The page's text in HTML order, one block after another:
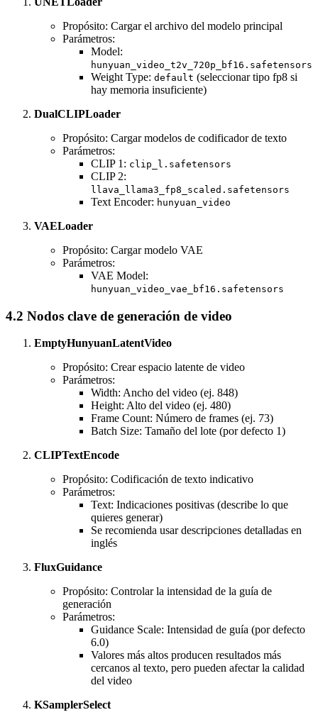
Propósito: Cargar el archivo del modelo principal
Parámetros:
Model:
hunyuan_video_t2v_720p_bf16.safetensors
Weight Type: default (seleccionar tipo fp8 si
hay memoria insuficiente)
DualCLIPLoader
Propósito: Cargar modelos de codificador de texto
Parámetros:
CLIP 1: clip_l.safetensors
CLIP 2:
llava_llama3_fp8_scaled.safetensors
Text Encoder: hunyuan_video
VAELoader
Propósito: Cargar modelo VAE
Parámetros:
VAE Model:
hunyuan_video_vae_bf16.safetensors
4.2 Nodos clave de generación de video
EmptyHunyuanLatentVideo
Propósito: Crear espacio latente de video
Parámetros:
Width: Ancho del video (ej. 848)
Height: Alto del video (ej. 480)
Frame Count: Número de frames (ej. 73)
Batch Size: Tamaño del lote (por defecto 1)
CLIPTextEncode
Propósito: Codificación de texto indicativo
Parámetros:
Text: Indicaciones positivas (describe lo que
quieres generar)
Se recomienda usar descripciones detalladas en
inglés
FluxGuidance
Propósito: Controlar la intensidad de la guía de
generación
Parámetros:
Guidance Scale: Intensidad de guía (por defecto
6.0)
Valores más altos producen resultados más
cercanos al texto, pero pueden afectar la calidad
del video
KSamplerSelect